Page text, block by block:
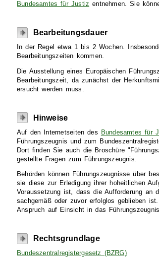
Bundesamtes für Justiz entnehmen. Sie
Bearbeitungsdauer
In der Regel etwa 1 bis 2 Wochen.
Bearbeitungszeiten kommen.
Die Ausstellung eines Europäischen
Bearbeitungszeit, da zunächst der
ersucht werden muss.
Hinweise
Auf den Internetseiten des Bundesamtes für
Führungszeugnis und zum
Dort finden Sie auch die Broschüre
gestellte Fragen zum Führungszeugnis.
Behörden können Führungszeugnisse über
sie diese zur Erledigung ihrer hoheitlichen
Voraussetzung ist, dass die Aufforderung an
sachgemäß oder zuvor erfolglos geblieben
Anspruch auf Einsicht in das
Rechtsgrundlage
Bundeszentralregistergesetz (BZRG)